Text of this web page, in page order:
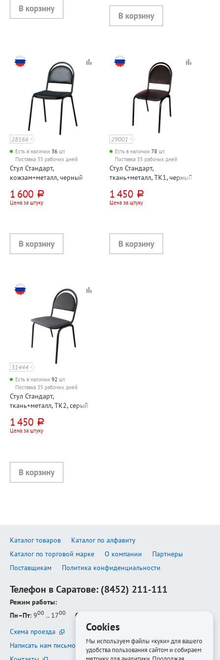
28166
Есть в наличии 36 шт.
Поставка 35 рабочих дней
Стул Стандарт,
кожзам+металл, черный
1 600 руб.
Цена за штуку
29001
Есть в наличии 78 шт.
Поставка 35 рабочих дней
Стул Стандарт,
ткань+металл, ТК1, черный
1 450 руб.
Цена за штуку
31444
Есть в наличии 92 шт.
Поставка 35 рабочих дней
Стул Стандарт,
ткань+металл, ТК2, серый
1 450 руб.
Цена за штуку
Каталог товаров
Каталог по алфавиту
Каталог по торговой марке
О компании
Партнеры
Поставщикам
Политика конфиденциальности
Телефон в Саратове: (8452) 211-111
Режим работы:
Пн–Пт: 900 .. 1700 Сб–Вс
Схема проезда
Написать нам письмо
Cookies
Мы используем файлы «куки» для вашего
удобства пользования сайтом и собираем